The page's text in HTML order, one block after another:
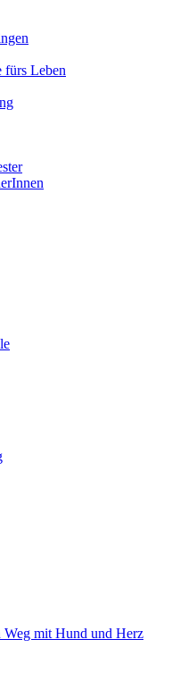
fürs Leben
Weg mit Hund und Herz